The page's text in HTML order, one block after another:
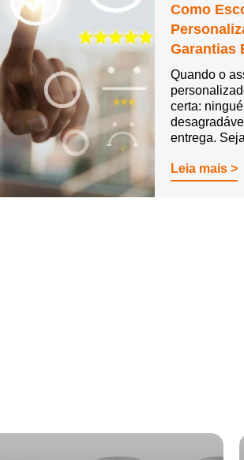
Como
Garantias
Quando o
certa:
entrega.
Leia mais >